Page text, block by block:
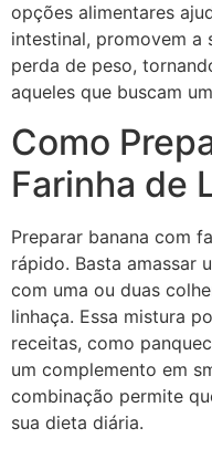
opções alimentares
intestinal, promovem a
perda de peso,
aqueles que buscam
Como
Farinha de
Preparar banana com
rápido. Basta amassar
com uma ou duas
linhaça. Essa mistura
receitas, como
um complemento em
combinação permite
sua dieta diária.